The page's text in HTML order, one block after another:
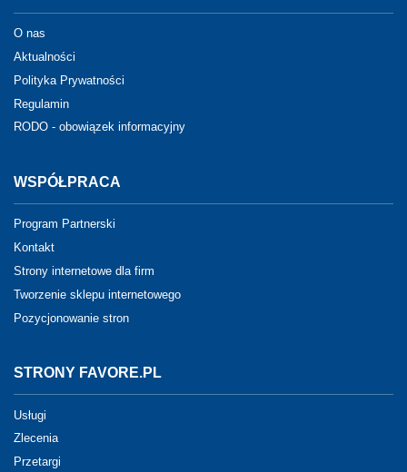
O nas
Aktualności
Polityka Prywatności
Regulamin
RODO - obowiązek informacyjny
WSPÓŁPRACA
Program Partnerski
Kontakt
Strony internetowe dla firm
Tworzenie sklepu internetowego
Pozycjonowanie stron
STRONY FAVORE.PL
Usługi
Zlecenia
Przetargi